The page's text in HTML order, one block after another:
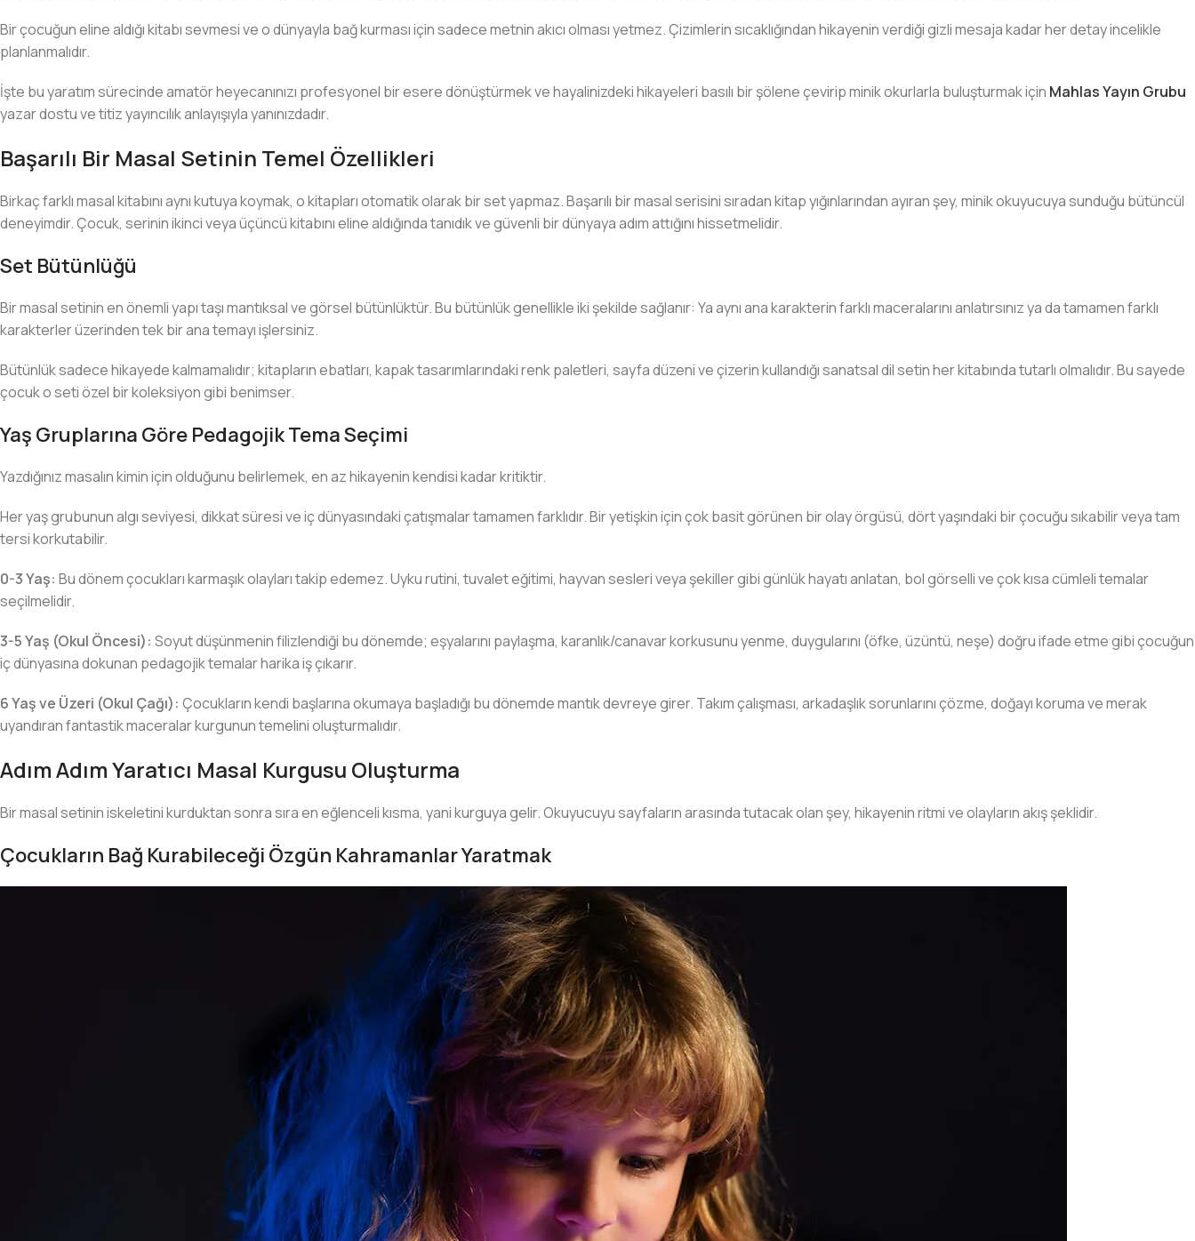
Bir çocuğun eline aldığı kitabı sevmesi ve o dünyayla bağ kurması için sadece metnin akıcı olması yetmez. Çizimlerin sıcaklığından hikayenin verdiği gizli mesaja kadar her detay incelikle
planlanmalıdır.
İşte bu yaratım sürecinde amatör heyecanınızı profesyonel bir esere dönüştürmek ve hayalinizdeki hikayeleri basılı bir şölene çevirip minik okurlarla buluşturmak için Mahlas Yayın Grubu
yazar dostu ve titiz yayıncılık anlayışıyla yanınızdadır.
Başarılı Bir Masal Setinin Temel Özellikleri
Birkaç farklı masal kitabını aynı kutuya koymak, o kitapları otomatik olarak bir set yapmaz. Başarılı bir masal serisini sıradan kitap yığınlarından ayıran şey, minik okuyucuya sunduğu bütüncül
deneyimdir. Çocuk, serinin ikinci veya üçüncü kitabını eline aldığında tanıdık ve güvenli bir dünyaya adım attığını hissetmelidir.
Set Bütünlüğü
Bir masal setinin en önemli yapı taşı mantıksal ve görsel bütünlüktür. Bu bütünlük genellikle iki şekilde sağlanır: Ya aynı ana karakterin farklı maceralarını anlatırsınız ya da tamamen farklı
karakterler üzerinden tek bir ana temayı işlersiniz.
Bütünlük sadece hikayede kalmamalıdır; kitapların ebatları, kapak tasarımlarındaki renk paletleri, sayfa düzeni ve çizerin kullandığı sanatsal dil setin her kitabında tutarlı olmalıdır. Bu sayede
çocuk o seti özel bir koleksiyon gibi benimser.
Yaş Gruplarına Göre Pedagojik Tema Seçimi
Yazdığınız masalın kimin için olduğunu belirlemek, en az hikayenin kendisi kadar kritiktir.
Her yaş grubunun algı seviyesi, dikkat süresi ve iç dünyasındaki çatışmalar tamamen farklıdır. Bir yetişkin için çok basit görünen bir olay örgüsü, dört yaşındaki bir çocuğu sıkabilir veya tam
tersi korkutabilir.
0-3 Yaş: Bu dönem çocukları karmaşık olayları takip edemez. Uyku rutini, tuvalet eğitimi, hayvan sesleri veya şekiller gibi günlük hayatı anlatan, bol görselli ve çok kısa cümleli temalar
seçilmelidir.
3-5 Yaş (Okul Öncesi): Soyut düşünmenin filizlendiği bu dönemde; eşyalarını paylaşma, karanlık/canavar korkusunu yenme, duygularını (öfke, üzüntü, neşe) doğru ifade etme gibi çocuğun
iç dünyasına dokunan pedagojik temalar harika iş çıkarır.
6 Yaş ve Üzeri (Okul Çağı): Çocukların kendi başlarına okumaya başladığı bu dönemde mantık devreye girer. Takım çalışması, arkadaşlık sorunlarını çözme, doğayı koruma ve merak
uyandıran fantastik maceralar kurgunun temelini oluşturmalıdır.
Adım Adım Yaratıcı Masal Kurgusu Oluşturma
Bir masal setinin iskeletini kurduktan sonra sıra en eğlenceli kısma, yani kurguya gelir. Okuyucuyu sayfaların arasında tutacak olan şey, hikayenin ritmi ve olayların akış şeklidir.
Çocukların Bağ Kurabileceği Özgün Kahramanlar Yaratmak